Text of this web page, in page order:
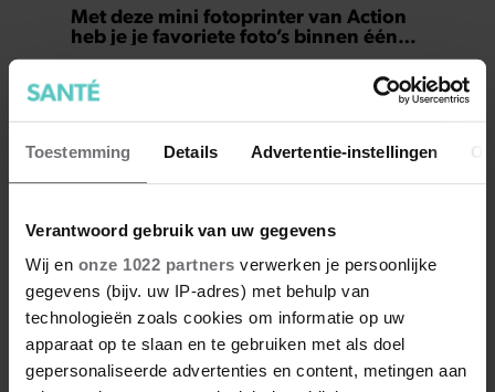
Toestemming Details Advertentie-instellingen
Verantwoord gebruik van uw gegevens
Wij en onze 1022 partners verwerken je persoonlijke
gegevens (bijv. uw IP-adres) met behulp van
technologieën zoals cookies om informatie op uw
apparaat op te slaan en te gebruiken met als doel
gepersonaliseerde advertenties en content, metingen aan
Met deze mini fotoprinter van Action
heb je je favoriete foto’s binnen één
minuut in handen
Staat jouw telefoon ook vol met vakantiefoto’s,
gezellige momenten met vriendinnen en andere
herinneringen die je eigenlijk nooit meer
terugkijkt? Met deze mini fotoprinter van Action
geef je ze eindelijk een plekje buiten je camerarol.
foto al in handen.